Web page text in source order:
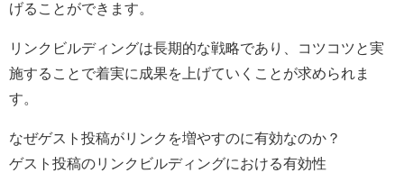
げることができます。
リンクビルディングは長期的な戦略であり、コツコツと実
施することで着実に成果を上げていくことが求められま
す。
なぜゲスト投稿がリンクを増やすのに有効なのか？
ゲスト投稿のリンクビルディングにおける有効性